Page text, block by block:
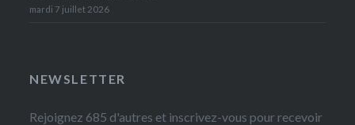
mardi 7 juillet 2026
NEWSLETTER
Rejoignez 685 d'autres et inscrivez-vous pour recevoir